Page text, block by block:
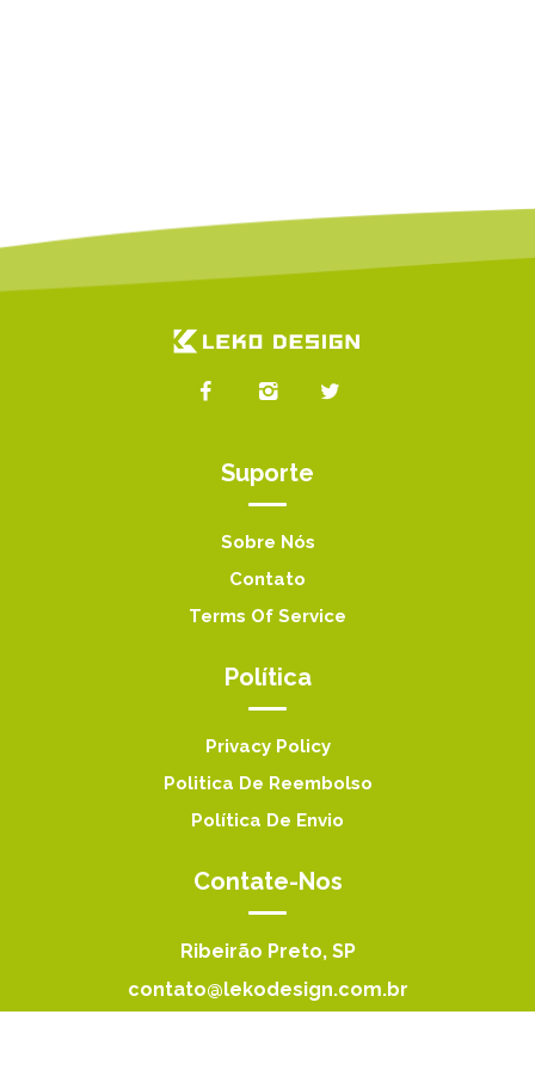
Suporte
Sobre Nós
Contato
Terms Of Service
Política
Privacy Policy
Politica De Reembolso
Política De Envio
Contate-Nos
Ribeirão Preto, SP
contato@lekodesign.com.br